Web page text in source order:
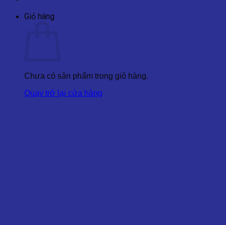
Giỏ hàng
Chưa có sản phẩm trong giỏ hàng.
Quay trở lại cửa hàng